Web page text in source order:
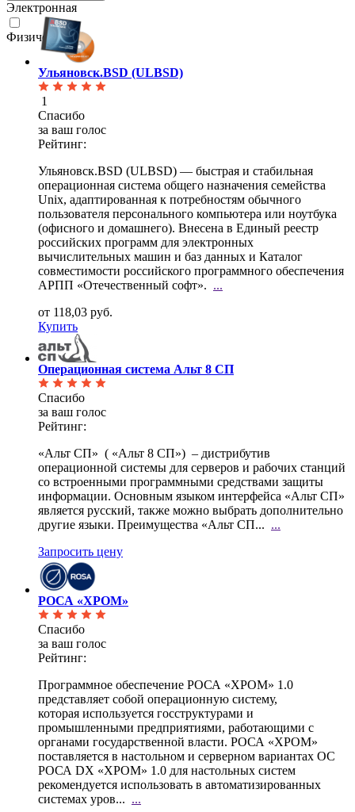
Электронная
Физическая
Ульяновск.BSD (ULBSD)
1
Спасибо
за ваш голос
Рейтинг:
Ульяновск.BSD (ULBSD) — быстрая и стабильная
операционная система общего назначения семейства
Unix, адаптированная к потребностям обычного
пользователя персонального компьютера или ноутбука
(офисного и домашнего). Внесена в Единый реестр
российских программ для электронных
вычислительных машин и баз данных и Каталог
совместимости российского программного обеспечения
АРПП «Отечественный софт». ...
от 118,03 руб.
Купить
Операционная система Альт 8 СП
Спасибо
за ваш голос
Рейтинг:
«Альт СП» ( «Альт 8 СП») – дистрибутив
операционной системы для серверов и рабочих станций
со встроенными программными средствами защиты
информации. Основным языком интерфейса «Альт СП»
является русский, также можно выбрать дополнительно
другие языки. Преимущества «Альт СП... ...
Запросить цену
РОСА «ХРОМ»
Спасибо
за ваш голос
Рейтинг:
Программное обеспечение РОСА «ХРОМ» 1.0
представляет собой операционную систему,
которая используется госструктурами и
промышленными предприятиями, работающими с
органами государственной власти. РОСА «ХРОМ»
поставляется в настольном и серверном вариантах ОС
РОСА DX «ХРОМ» 1.0 для настольных систем
рекомендуется использовать в автоматизированных
системах уров... ...